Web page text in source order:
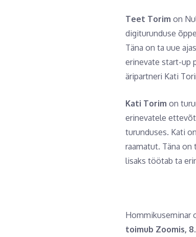
Teet Torim on
digiturunduse
Täna on ta uue
erinevate start-up
äripartneri Kati
Kati Torim on
erinevatele
turunduses. Kati
raamatut. Täna on
lisaks töötab ta
Hommikuseminar
toimub Zoomis,